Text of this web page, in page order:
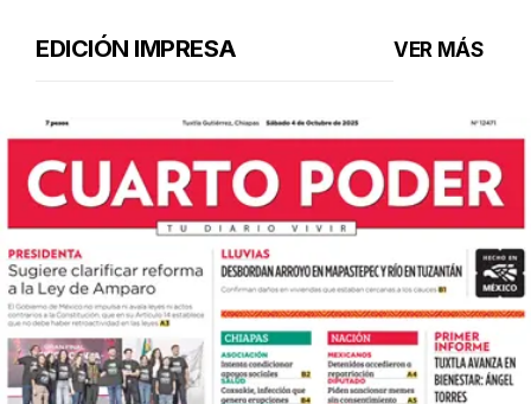
EDICIÓN IMPRESA VER MÁS